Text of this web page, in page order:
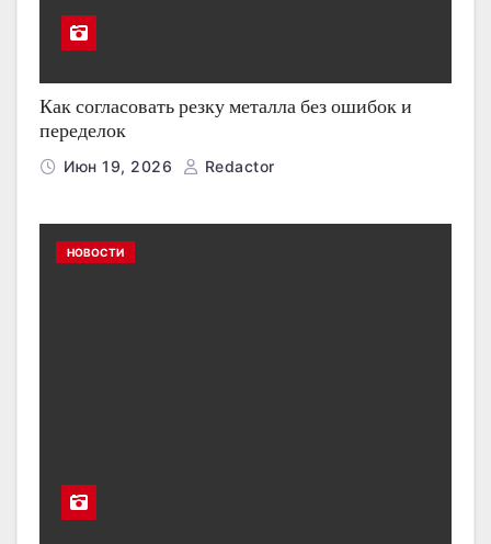
Как согласовать резку металла без ошибок и
переделок
Июн 19, 2026 Redactor
НОВОСТИ